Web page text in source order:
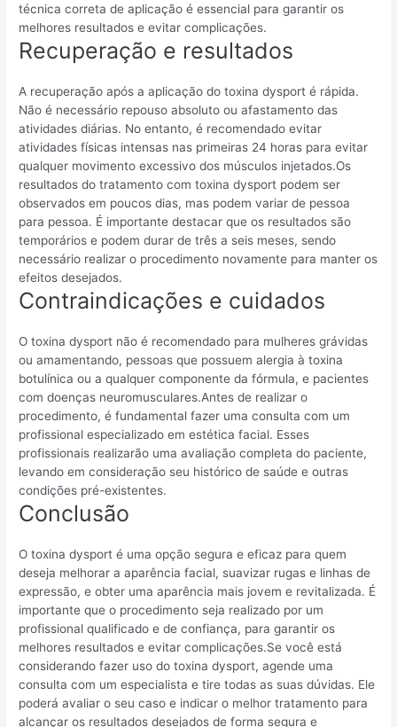
técnica correta de aplicação é essencial para garantir os
melhores resultados e evitar complicações.
Recuperação e resultados
A recuperação após a aplicação do toxina dysport é rápida.
Não é necessário repouso absoluto ou afastamento das
atividades diárias. No entanto, é recomendado evitar
atividades físicas intensas nas primeiras 24 horas para evitar
qualquer movimento excessivo dos músculos injetados.Os
resultados do tratamento com toxina dysport podem ser
observados em poucos dias, mas podem variar de pessoa
para pessoa. É importante destacar que os resultados são
temporários e podem durar de três a seis meses, sendo
necessário realizar o procedimento novamente para manter os
efeitos desejados.
Contraindicações e cuidados
O toxina dysport não é recomendado para mulheres grávidas
ou amamentando, pessoas que possuem alergia à toxina
botulínica ou a qualquer componente da fórmula, e pacientes
com doenças neuromusculares.Antes de realizar o
procedimento, é fundamental fazer uma consulta com um
profissional especializado em estética facial. Esses
profissionais realizarão uma avaliação completa do paciente,
levando em consideração seu histórico de saúde e outras
condições pré-existentes.
Conclusão
O toxina dysport é uma opção segura e eficaz para quem
deseja melhorar a aparência facial, suavizar rugas e linhas de
expressão, e obter uma aparência mais jovem e revitalizada. É
importante que o procedimento seja realizado por um
profissional qualificado e de confiança, para garantir os
melhores resultados e evitar complicações.Se você está
considerando fazer uso do toxina dysport, agende uma
consulta com um especialista e tire todas as suas dúvidas. Ele
poderá avaliar o seu caso e indicar o melhor tratamento para
alcançar os resultados desejados de forma segura e